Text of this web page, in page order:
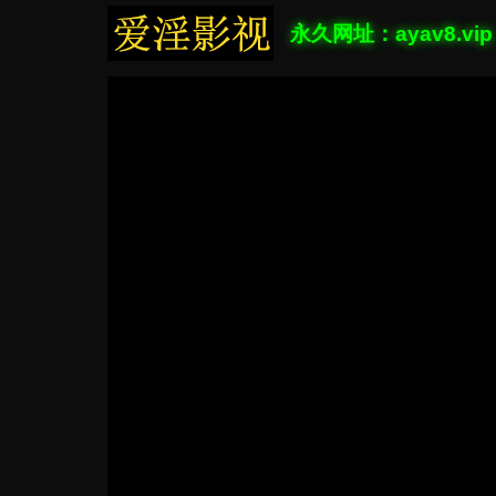
永久网址：ayav8.vip